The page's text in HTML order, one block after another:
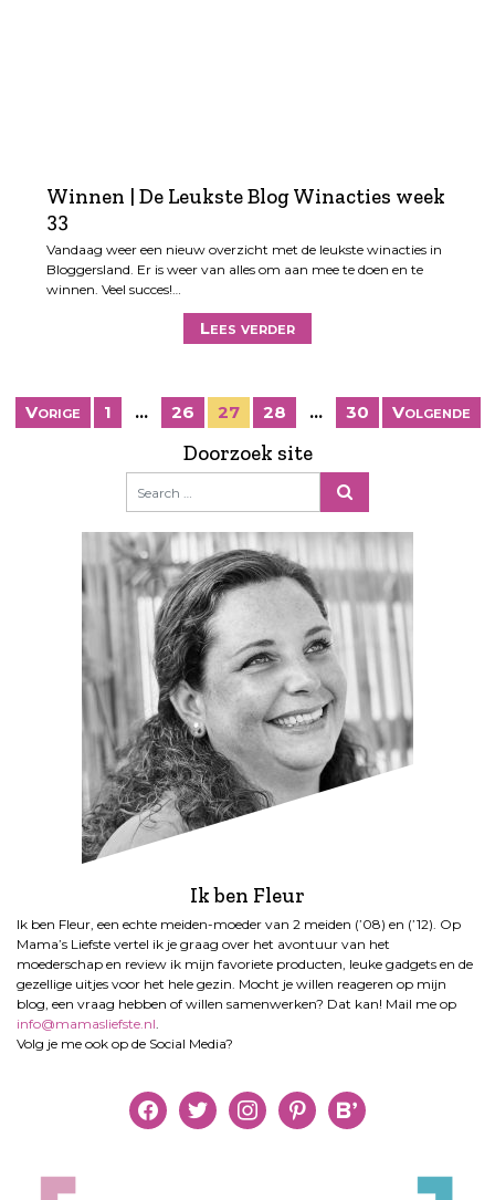
Winnen | De Leukste Blog Winacties week
33
Vandaag weer een nieuw overzicht met de leukste winacties in
Bloggersland. Er is weer van alles om aan mee te doen en te
winnen. Veel succes!…
Lees verder
e
r
i
c
h
t
e
a
g
i
n
r
i
n
Vorige 1 … 26 27 28 … 30 Volgende
Doorzoek site
Ik ben Fleur
Ik ben Fleur, een echte meiden-moeder van 2 meiden (’08) en (’12). Op
Mama’s Liefste vertel ik je graag over het avontuur van het
moederschap en review ik mijn favoriete producten, leuke gadgets en de
gezellige uitjes voor het hele gezin. Mocht je willen reageren op mijn
blog, een vraag hebben of willen samenwerken? Dat kan! Mail me op
info@mamasliefste.nl.
Volg je me ook op de Social Media?
facebooktwitter instagrampinterestbloglovin